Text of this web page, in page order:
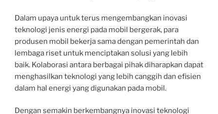
Dalam upaya untuk terus mengembangkan inovasi
teknologi jenis energi pada mobil bergerak, para
produsen mobil bekerja sama dengan pemerintah dan
lembaga riset untuk menciptakan solusi yang lebih
baik. Kolaborasi antara berbagai pihak diharapkan dapat
menghasilkan teknologi yang lebih canggih dan efisien
dalam hal energi yang digunakan pada mobil.
Dengan semakin berkembangnya inovasi teknologi